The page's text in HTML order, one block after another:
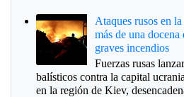
Ataques rusos en
más de una docena
graves incendios
Fuerzas rusas
balísticos contra la capital
en la región de Kiev,